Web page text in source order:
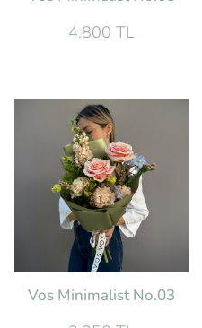
4.800 TL
Vos Minimalist No.03